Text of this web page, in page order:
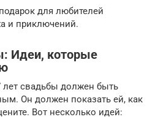
для любителей
и приключений.
Идеи, которые
свадьбы должен быть
Он должен показать ей, как
Вот несколько идей: